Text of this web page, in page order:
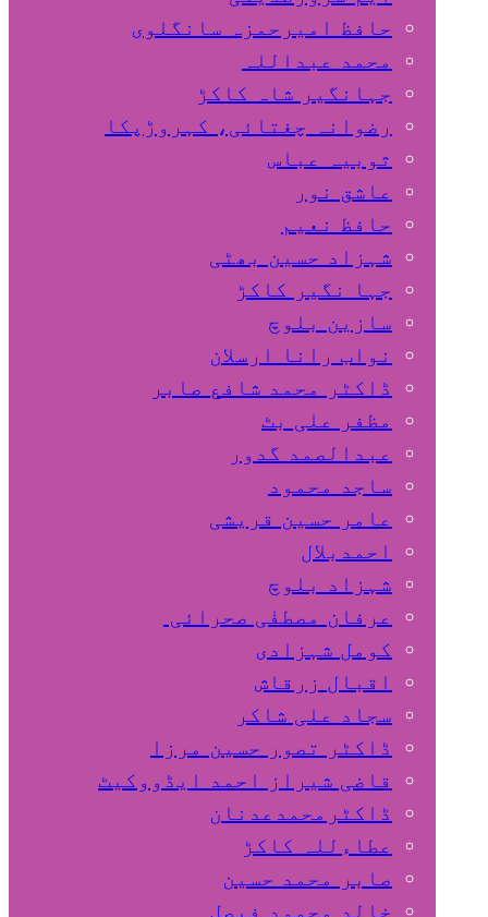
حافظ امیرحمزہ سانگلوی
محمد عبداللہ
جہانگیر شاہ کاکڑ
رضوانہ چغتائی، کہروڑپکا
ثوبیہ عباس
عاشق نور
حافظ نعیم
شہزاد حسین بھٹی
جہا نگیر کاکڑ
سازین بلوچ
نواب رانا ارسلان
ڈاکٹر محمد شافع صابر
مظفر علی بٹ
عبدالصمد گدور
ساجد محمود
عامر حسین قریشی
اﺣﻤﺪﺑﻼل
شہزاد بلوچ
عرفان مصطفٰی صحرائی
کومل شہزادی
اقبال زرقاش
سجاد علی شاکر
ڈاکٹر تصور حسین مرزا
قاضی شیراز احمد ایڈووکیٹ
ڈاکٹرمحمدعدنان
عطاءللہ کاکڑ
صابر محمد حسین
خالد محمود فیصل